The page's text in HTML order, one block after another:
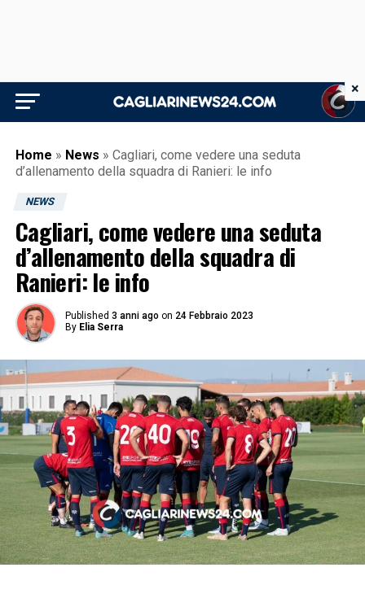
Home » News » Cagliari, come vedere una seduta
d’allenamento della squadra di Ranieri: le info
NEWS
Cagliari, come vedere una seduta
d’allenamento della squadra di
Ranieri: le info
Published 3 anni ago on 24 Febbraio 2023
By Elia Serra
×